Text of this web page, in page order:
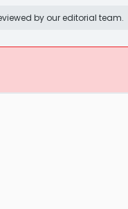
by our editorial team.